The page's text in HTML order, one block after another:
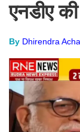
एनडीए
By Dhirendra